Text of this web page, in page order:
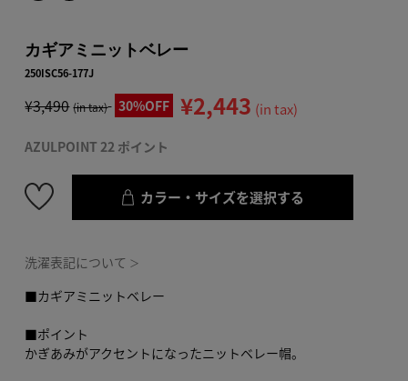
カギアミニットベレー
250ISC56-177J
¥3,490 (in tax) 30%OFF ¥2,443 (in tax)
AZULPOINT 22 ポイント
カラー・サイズを選択する
洗濯表記について ＞
■カギアミニットベレー
■ポイント
かぎあみがアクセントになったニットベレー帽。